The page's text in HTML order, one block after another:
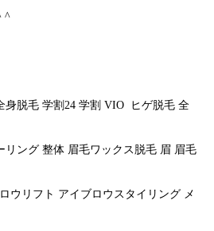
^
身脱毛 学割24 学割 VIO ヒゲ脱毛 全
リング 整体 眉毛ワックス脱毛 眉 眉毛
ウリフト アイブロウスタイリング メ